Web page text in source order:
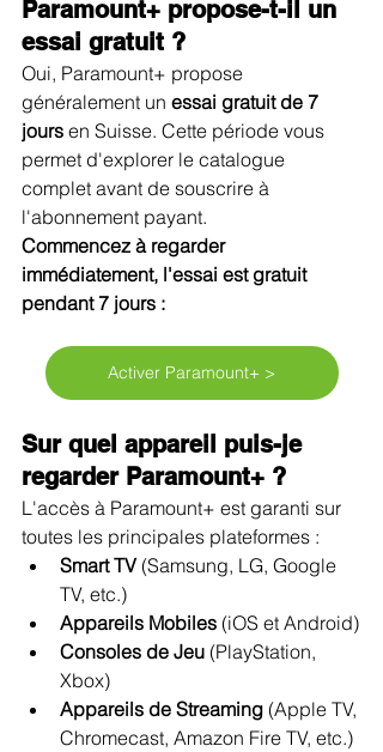
Paramount+ propose-t-il un
essai gratuit ?
Oui, Paramount+ propose
généralement un essai gratuit de 7
jours en Suisse. Cette période vous
permet d'explorer le catalogue
complet avant de souscrire à
l'abonnement payant.
Commencez à regarder
immédiatement, l'essai est gratuit
pendant 7 jours :
Activer Paramount+ >
Sur quel appareil puis-je
regarder Paramount+ ?
L'accès à Paramount+ est garanti sur
toutes les principales plateformes :
Smart TV (Samsung, LG, Google
TV, etc.)
Appareils Mobiles (iOS et Android)
Consoles de Jeu (PlayStation,
Xbox)
Appareils de Streaming (Apple TV,
Chromecast, Amazon Fire TV, etc.)